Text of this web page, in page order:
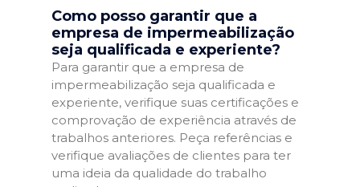
Como posso garantir que a
empresa de impermeabilização
seja qualificada e experiente?
Para garantir que a empresa de
impermeabilização seja qualificada e
experiente, verifique suas certificações e
comprovação de experiência através de
trabalhos anteriores. Peça referências e
verifique avaliações de clientes para ter
uma ideia da qualidade do trabalho